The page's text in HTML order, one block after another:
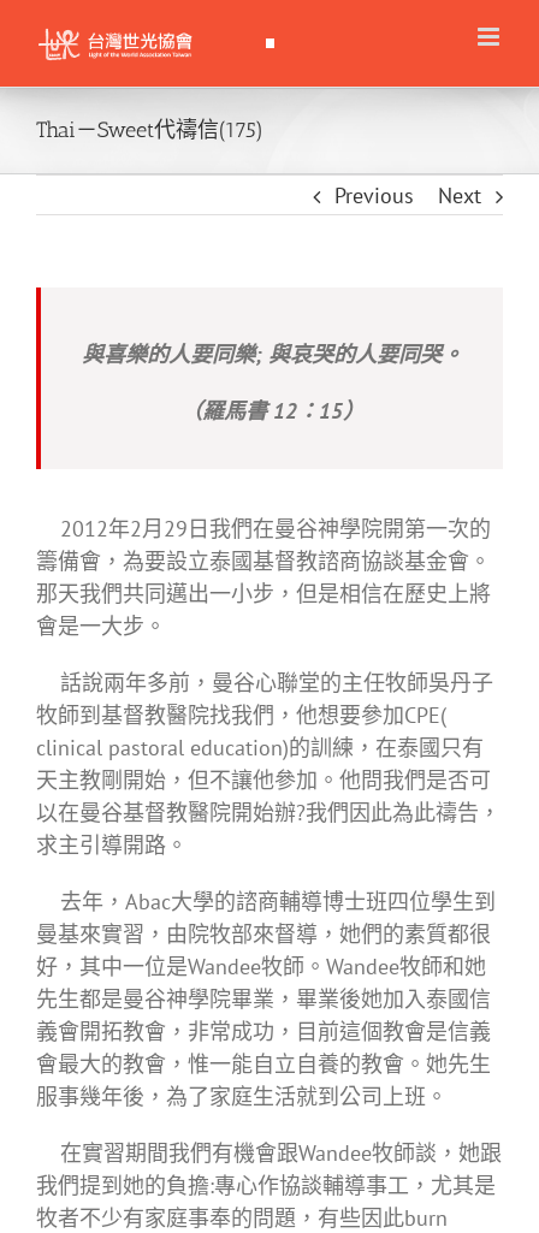
content
Thai－Sweet代禱信(175)
Previous Next
與喜樂的人要同樂; 與哀哭的人要同哭。
（羅馬書 12：15）
2012年2月29日我們在曼谷神學院開第一次的
籌備會，為要設立泰國基督教諮商協談基金會。
那天我們共同邁出一小步，但是相信在歷史上將
會是一大步。
話說兩年多前，曼谷心聯堂的主任牧師吳丹子
牧師到基督教醫院找我們，他想要參加CPE(
clinical pastoral education)的訓練，在泰國只有
天主教剛開始，但不讓他參加。他問我們是否可
以在曼谷基督教醫院開始辦?我們因此為此禱告，
求主引導開路。
去年，Abac大學的諮商輔導博士班四位學生到
曼基來實習，由院牧部來督導，她們的素質都很
好，其中一位是Wandee牧師。Wandee牧師和她
先生都是曼谷神學院畢業，畢業後她加入泰國信
義會開拓教會，非常成功，目前這個教會是信義
會最大的教會，惟一能自立自養的教會。她先生
服事幾年後，為了家庭生活就到公司上班。
在實習期間我們有機會跟Wandee牧師談，她跟
我們提到她的負擔:專心作協談輔導事工，尤其是
牧者不少有家庭事奉的問題，有些因此burn